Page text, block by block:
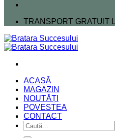
TRANSPORT GRATUIT
ACASĂ
MAGAZIN
NOUTĂȚI
POVESTEA
CONTACT
Caută
după: